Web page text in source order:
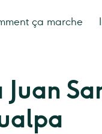
ça marche